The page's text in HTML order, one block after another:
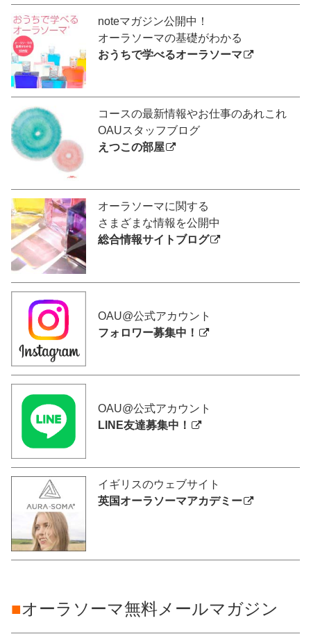
noteマガジン公開中！
オーラソーマの基礎がわかる
おうちで学べるオーラソーマ
コースの最新情報やお仕事のあれこれ
OAUスタッフブログ
えつこの部屋
オーラソーマに関する
さまざまな情報を公開中
総合情報サイトブログ
OAU@公式アカウント
フォロワー募集中！
OAU@公式アカウント
LINE友達募集中！
イギリスのウェブサイト
英国オーラソーマアカデミー
■オーラソーマ無料メールマガジン